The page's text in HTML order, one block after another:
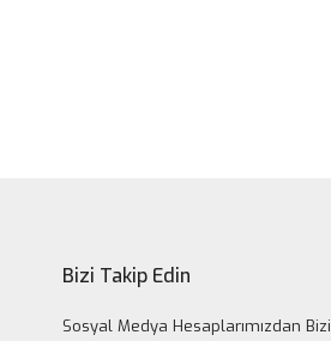
Bizi Takip Edin
Sosyal Medya Hesaplarımızdan Bizi